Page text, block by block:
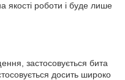
якості роботи і буде лише
застосовується бита
досить широко